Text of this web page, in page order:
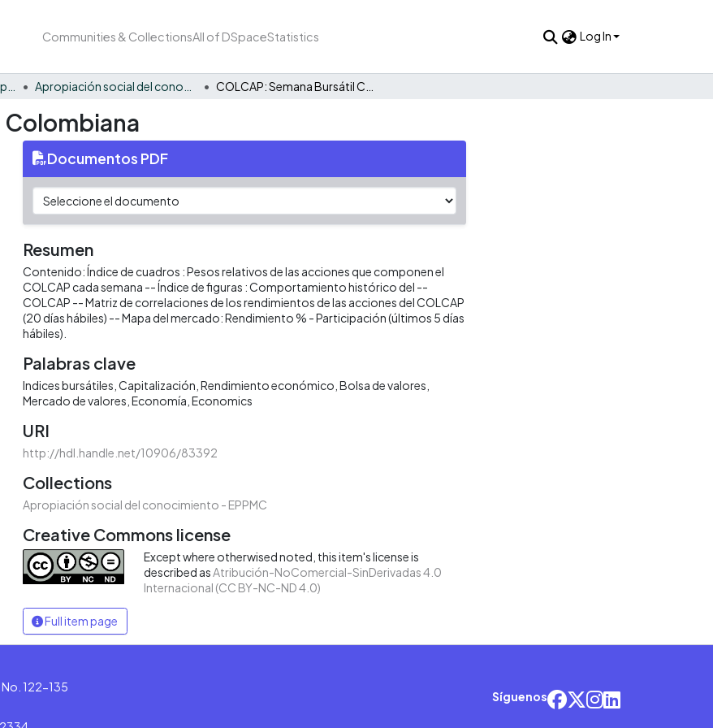
Communities & CollectionsAll of DSpaceStatistics Log In
Colombiana
Documentos PDF
Resumen
Contenido: Índice de cuadros : Pesos relativos de las acciones que componen el
COLCAP cada semana -- Índice de figuras : Comportamiento histórico del --
COLCAP -- Matriz de correlaciones de los rendimientos de las acciones del COLCAP
(20 días hábiles) -- Mapa del mercado: Rendimiento % - Participación (últimos 5 días
hábiles).
Palabras clave
Indices bursátiles Capitalización Rendimiento económico Bolsa de valores
Mercado de valores Economía Economics
URI
http://hdl.handle.net/10906/83392
Collections
Apropiación social del conocimiento - EPPMC
Creative Commons license
Except where otherwised noted, this item's license is
described as Atribución-NoComercial-SinDerivadas 4.0
Internacional (CC BY-NC-ND 4.0)
Full item page
No. 122-135
Síguenos